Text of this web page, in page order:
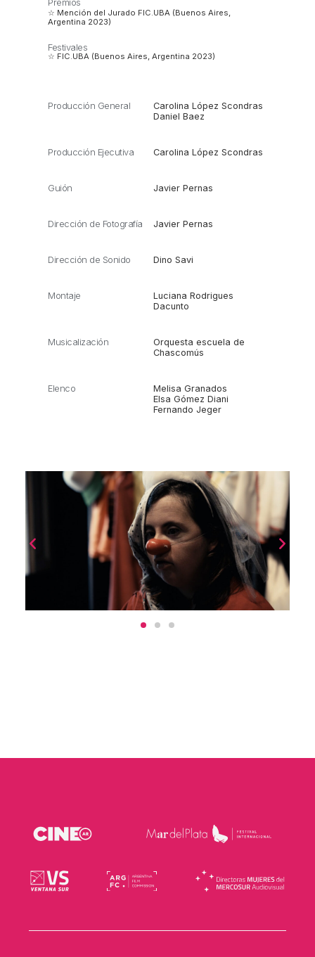
Premios
☆ Mención del Jurado FIC.UBA (Buenos Aires,
Argentina 2023)
Festivales
☆ FIC.UBA (Buenos Aires, Argentina 2023)
Producción General
Carolina López Scondras
Daniel Baez
Producción Ejecutiva Carolina López Scondras
Guión Javier Pernas
Dirección de Fotografía Javier Pernas
Dirección de Sonido Dino Savi
Montaje
Luciana Rodrigues
Dacunto
Musicalización
Orquesta escuela de
Chascomús
Elenco
Melisa Granados
Elsa Gómez Diani
Fernando Jeger